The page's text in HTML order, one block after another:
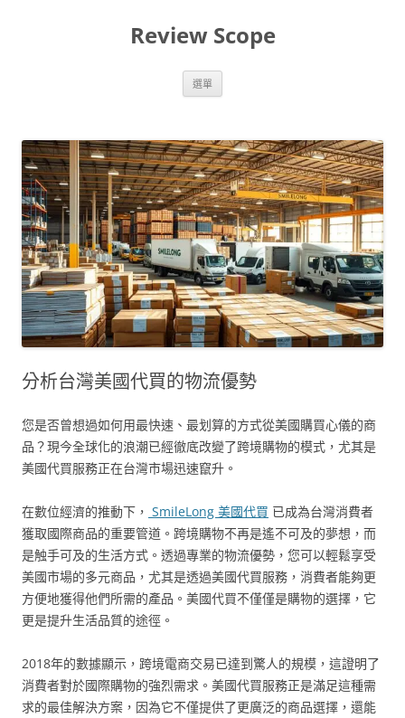
Review Scope
選單
分析台灣美國代買的物流優勢
您是否曾想過如何用最快速、最划算的方式從美國購買心儀的商
品？現今全球化的浪潮已經徹底改變了跨境購物的模式，尤其是
美國代買服務正在台灣市場迅速竄升。
在數位經濟的推動下， SmileLong 美國代買 已成為台灣消費者
獲取國際商品的重要管道。跨境購物不再是遙不可及的夢想，而
是触手可及的生活方式。透過專業的物流優勢，您可以輕鬆享受
美國市場的多元商品，尤其是透過美國代買服務，消費者能夠更
方便地獲得他們所需的產品。美國代買不僅僅是購物的選擇，它
更是提升生活品質的途徑。
2018年的數據顯示，跨境電商交易已達到驚人的規模，這證明了
消費者對於國際購物的強烈需求。美國代買服務正是滿足這種需
求的最佳解決方案，因為它不僅提供了更廣泛的商品選擇，還能